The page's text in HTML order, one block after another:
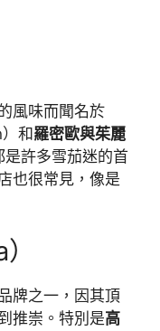
風味而聞名於
和羅密歐與茱麗
是許多雪茄迷的首
也很常見，像是
牌之一，因其頂
推崇。特別是高